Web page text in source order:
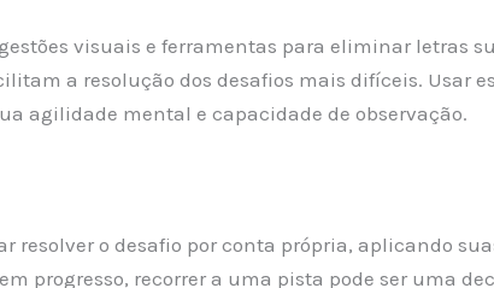
visuais e ferramentas para eliminar letras
a resolução dos desafios mais difíceis. Usar
agilidade mental e capacidade de observação.
resolver o desafio por conta própria, aplicando
progresso, recorrer a uma pista pode ser uma